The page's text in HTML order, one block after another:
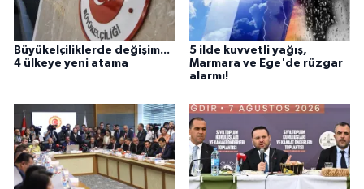
Büyükelçiliklerde değişim...
4 ülkeye yeni atama
5 ilde kuvvetli yağış,
Marmara ve Ege'de rüzgar
alarmı!